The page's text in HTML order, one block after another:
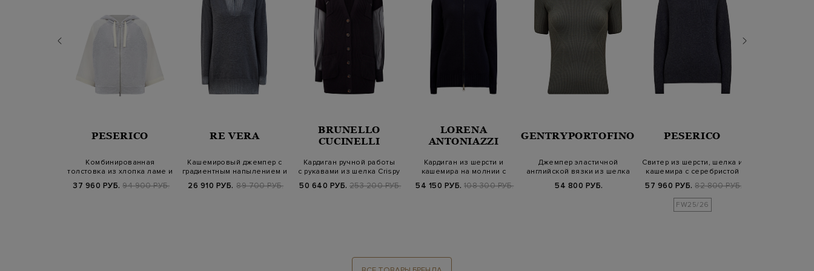
PESERICO
Комбинированная
толстовка из хлопка ламе и
37 960 РУБ. 94 900 РУБ.
RE VERA
Кашемировый джемпер с
градиентным напылением и
26 910 РУБ. 89 700 РУБ.
BRUNELLO
CUCINELLI
Кардиган ручной работы
с рукавами из шелка Crispy
50 640 РУБ. 253 200 РУБ.
LORENA
ANTONIAZZI
Кардиган из шерсти и
кашемира на молнии с
54 150 РУБ. 108 300 РУБ.
GENTRYPORTOFINO
Джемпер эластичной
английской вязки из шелка
54 800 РУБ.
PESERICO
Свитер из шерсти, шелка и
кашемира с серебристой
57 960 РУБ. 82 800 РУБ.
FW25/26